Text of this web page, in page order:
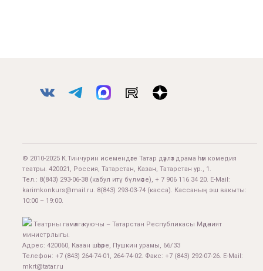
© 2010-2025 К.Тинчурин исемендәге Татар дәүләт драма һәм комедия
театры. 420021, Россия, Татарстан, Казан, Татарстан ур., 1.
Тел.: 8(843) 293-06-38 (кабул итү бүлмәсе), + 7 906 116 34 20. E-Mail:
karimkonkurs@mail.ru. 8(843) 293-03-74 (касса). Кассаның эш вакыты:
10:00 – 19:00.
Театрны гамәлгә куючы – Татарстан Республикасы Мәдәният
министрлыгы.
Адрес: 420060, Казан шәһәре, Пушкин урамы, 66/33
Телефон: +7 (843) 264-74-01, 264-74-02. Факс: +7 (843) 292-07-26. E-Mail:
mkrt@tatar.ru